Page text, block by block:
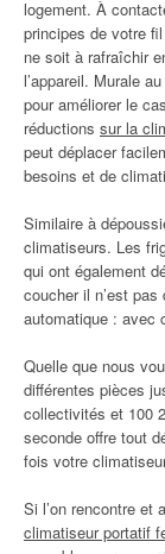
logement. À
principes de votre
ne soit à rafraîchir
l’appareil. Murale
pour améliorer le
réductions sur la
peut déplacer
besoins et de
Similaire à
climatiseurs. Les
qui ont également
coucher il n’est
automatique : avec
Quelle que nous
différentes pièces
collectivités et 100
seconde offre tout
fois votre
Si l’on rencontre et
climatiseur portatif